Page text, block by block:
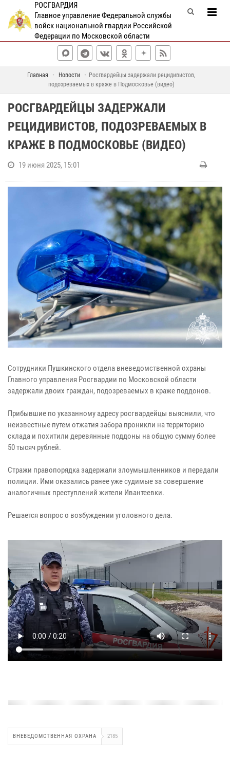
РОСГВАРДИЯ
Главное управление Федеральной службы
войск национальной гвардии Российской
Федерации по Московской области
Главная Новости
Росгвардейцы задержали рецидивистов,
подозреваемых в краже в Подмосковье (видео)
РОСГВАРДЕЙЦЫ ЗАДЕРЖАЛИ
РЕЦИДИВИСТОВ, ПОДОЗРЕВАЕМЫХ В
КРАЖЕ В ПОДМОСКОВЬЕ (ВИДЕО)
19 июня 2025, 15:01
Сотрудники Пушкинского отдела вневедомственной охраны
Главного управления Росгвардии по Московской области
задержали двоих граждан, подозреваемых в краже поддонов.
Прибывшие по указанному адресу росгвардейцы выяснили, что
неизвестные путем отжатия забора проникли на территорию
склада и похитили деревянные поддоны на общую сумму более
50 тысяч рублей.
Стражи правопорядка задержали злоумышленников и передали
полиции. Ими оказались ранее уже судимые за совершение
аналогичных преступлений жители Ивантеевки.
Решается вопрос о возбуждении уголовного дела.
ВНЕВЕДОМСТВЕННАЯ ОХРАНА 2185